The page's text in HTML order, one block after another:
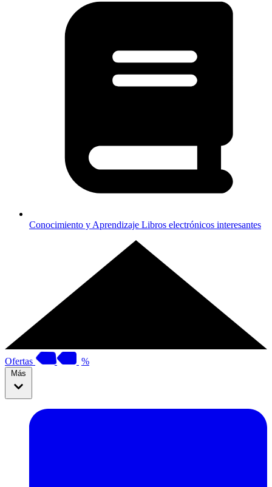
Conocimiento y Aprendizaje Libros electrónicos interesantes
Ofertas %
Más